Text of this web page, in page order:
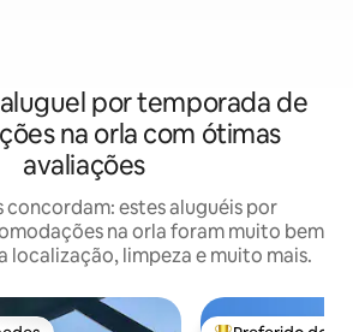
por temporada de
na orla com ótimas
avaliações
concordam: estes aluguéis por
na orla foram muito bem
localização, limpeza e muito mais.